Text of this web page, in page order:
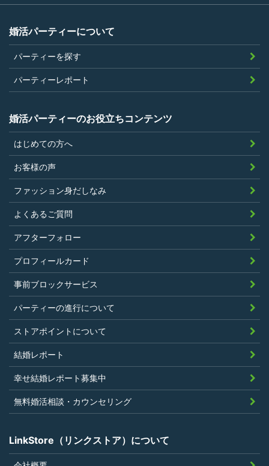
当社が企画するパーティープランに設定
されている年齢条件にあてはまっている
こと。
参加条件があり証明書が必要なパーティ
ーは、その条件にあてはまっており且つ
弊社が希望する証明書を持参できるこ
過去に、当社運営サービスにおいて、不
正行為、ストーカー行為、クレジットカ
ードの不正利用その他問題のある行為を
したことがないこと
暴力団等の反社会的勢力の関係者でな
く、また、法令違反あるいは公序良俗違
反行為等反社会的活動を行ったことがな
いこと
当社の独自の裁量によりLinkStoreの運営
上問題があると判断されたことがないこ
と
過去に会員登録を抹消されたり、利用停
止処分を受けたことがないこと
当社の提供するサービスと同一または類
似のサービスを提供することを業とする
法人または個人若しくはそれらの従業者
でないこと
婚活パーティーについて
パーティーを探す
パーティーレポート
婚活パーティーのお役立ちコンテンツ
はじめての方へ
お客様の声
ファッション身だしなみ
よくあるご質問
アフターフォロー
プロフィールカード
事前ブロックサービス
パーティーの進行について
ストアポイントについて
結婚レポート
幸せ結婚レポート募集中
無料婚活相談・カウンセリング
LinkStore（リンクストア）について